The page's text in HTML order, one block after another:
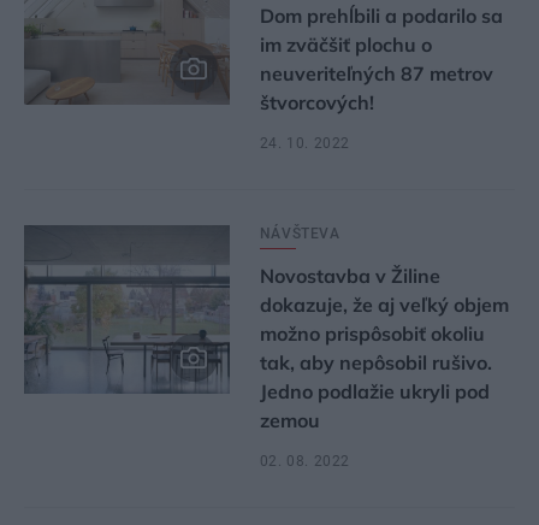
Dom prehĺbili a podarilo sa
im zväčšiť plochu o
neuveriteľných 87 metrov
štvorcových!
24. 10. 2022
NÁVŠTEVA
Novostavba v Žiline
dokazuje, že aj veľký objem
možno prispôsobiť okoliu
tak, aby nepôsobil rušivo.
Jedno podlažie ukryli pod
zemou
02. 08. 2022